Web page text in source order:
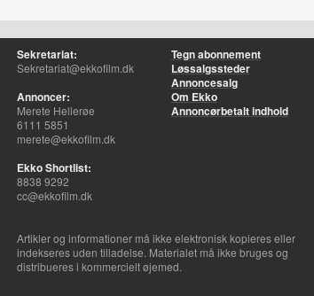
Sekretariat:
Sekretariat@ekkofilm.dk
Annoncer:
Merete Hellerøe
6111 5851
merete@ekkofilm.dk
Ekko Shortlist:
8838 9292
cc@ekkofilm.dk
Tegn abonnement
Løssalgssteder
Annoncesalg
Om Ekko
Annoncørbetalt indhold
Artikler og informationer må ikke elektronisk kopieres eller
indekseres uden tilladelse. Materialet må ikke bruges og
distribueres i kommercielt øjemed.